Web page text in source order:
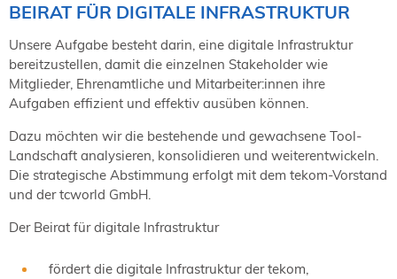
BEIRAT FÜR DIGITALE INFRASTRUKTUR
Unsere Aufgabe besteht darin, eine digitale Infrastruktur
bereitzustellen, damit die einzelnen Stakeholder wie
Mitglieder, Ehrenamtliche und Mitarbeiter:innen ihre
Aufgaben effizient und effektiv ausüben können.
Dazu möchten wir die bestehende und gewachsene Tool-
Landschaft analysieren, konsolidieren und weiterentwickeln.
Die strategische Abstimmung erfolgt mit dem tekom-Vorstand
und der tcworld GmbH.
Der Beirat für digitale Infrastruktur
fördert die digitale Infrastruktur der tekom,